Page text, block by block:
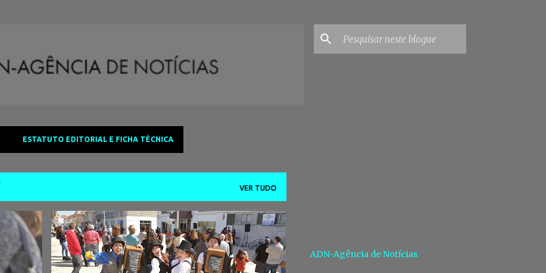
ESTATUTO EDITORIAL E FICHA TÉCNICA
VER TUDO
ADN-Agência de Notícias